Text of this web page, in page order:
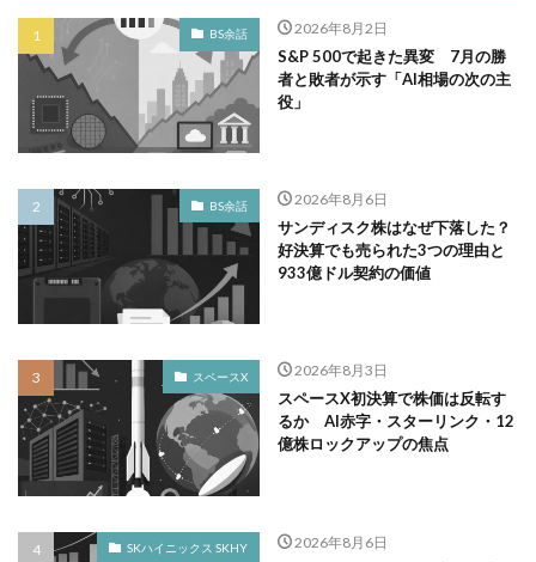
BS余話 2026年8月2日
S&P 500で起きた異変 7月の勝
者と敗者が示す「AI相場の次の主
役」
BS余話 2026年8月6日
サンディスク株はなぜ下落した？
好決算でも売られた3つの理由と
933億ドル契約の価値
スペースX 2026年8月3日
スペースX初決算で株価は反転す
るか AI赤字・スターリンク・12
億株ロックアップの焦点
SKハイニックス SKHY 2026年8月6日